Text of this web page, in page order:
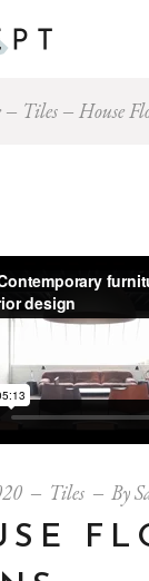
Tiles House
Tiles By